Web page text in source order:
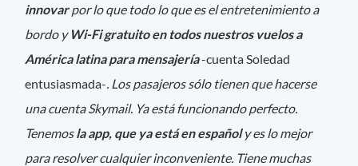
innovarpor lo que todo lo que es el entretenimiento a
bordo yWi-Fi gratuito en todos nuestros vuelos a
América latina para mensajería-cuenta Soledad
entusiasmada- . Los pasajeros sólo tienen que hacerse
una cuenta Skymail. Ya está funcionando perfecto.
Tenemosla app, que ya está en españoly es lo mejor
para resolver cualquier inconveniente. Tiene muchas